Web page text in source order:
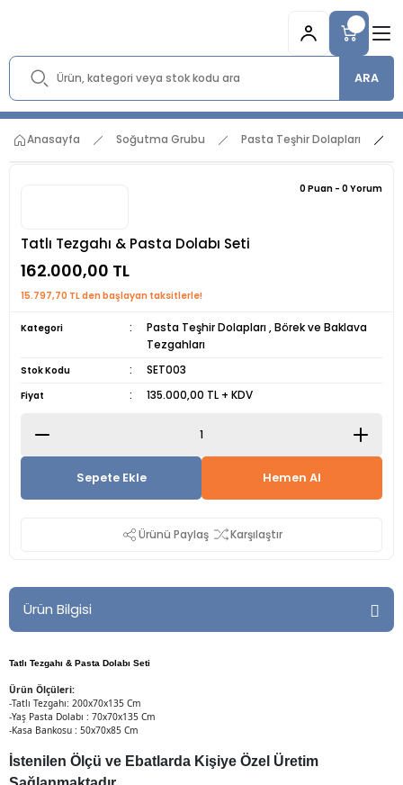
ARA
Anasayfa Soğutma Grubu Pasta Teşhir Dolapları
Tatlı Tezgahı & Pasta Dolabı Seti
0 Puan - 0 Yorum
162.000,00 TL
15.797,70 TL den başlayan taksitlerle!
Kategori Pasta Teşhir Dolapları,Börek ve Baklava
Tezgahları
Stok Kodu SET003
Fiyat 135.000,00 TL + KDV
Sepete Ekle Hemen Al
Ürünü Paylaş Karşılaştır
Ürün Bilgisi
Tatlı Tezgahı & Pasta Dolabı Seti
Ürün Ölçüleri:
-Tatlı Tezgahı: 200x70x135 Cm
-Yaş Pasta Dolabı : 70x70x135 Cm
-Kasa Bankosu : 50x70x85 Cm
İstenilen Ölçü ve Ebatlarda Kişiye Özel Üretim